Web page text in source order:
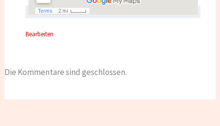
Bearbeiten
Die Kommentare sind geschlossen.